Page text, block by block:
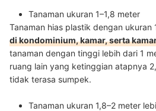
Tanaman ukuran 1–1,8 meter
Tanaman hias plastik dengan ukuran
di kondominium, kamar, serta
tanaman dengan tinggi lebih dari 1
ruang lain yang ketinggian atapnya
tidak terasa sumpek.
Tanaman ukuran 1,8–2 meter